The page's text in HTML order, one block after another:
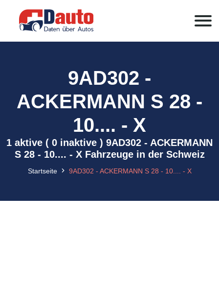
9AD302 -
ACKERMANN S 28 -
10.... - X
1 aktive ( 0 inaktive ) 9AD302 - ACKERMANN
S 28 - 10.... - X Fahrzeuge in der Schweiz
Startseite 9AD302 - ACKERMANN S 28 - 10.... - X